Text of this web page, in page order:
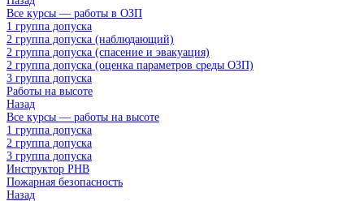
Все курсы — работы в ОЗП
1 группа допуска
2 группа допуска (наблюдающий)
2 группа допуска (спасение и эвакуация)
2 группа допуска (оценка параметров среды ОЗП)
3 группа допуска
Работы на высоте
Назад
Все курсы — работы на высоте
1 группа допуска
2 группа допуска
3 группа допуска
Инструктор РНВ
Пожарная безопасность
Назад